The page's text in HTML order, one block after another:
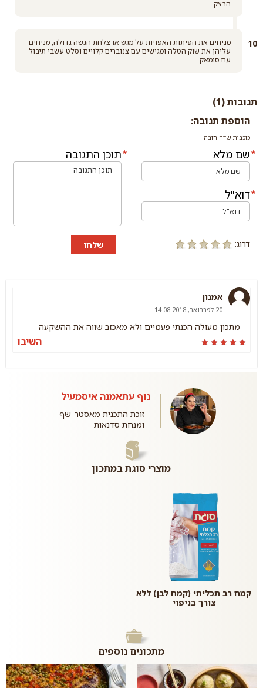
הבצק.
מניחים את הפיתות האפויות על מגש או צלחת הגשה גדולה, מניחים
עליהן את שוק הטלה ומגישים עם צנוברים קלויים וסלט עשבי תיבול
עם סומאק.
תגובות (1)
הוספת תגובה:
כוכבית-שדה חובה
שם מלא
דוא"ל
תוכן התגובה
דרוג: שלחו
אמנון
20 לפברואר, 2018 14:08
מתכון מעולה הכנתי פעמיים ולא מאכזב שווה את ההשקעה
השיבו
נוף עתאמנה איסמעיל
זוכת התכנית מאסטר-שף
ומנחת סדנאות
מוצרי סוגת במתכון
קמח רב תכליתי (קמח לבן) ללא
צורך בניפוי
מתכונים נוספים